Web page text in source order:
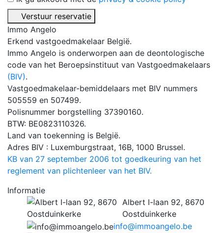
Verstuur reservatie
Immo Angelo
Erkend vastgoedmakelaar België.
Immo Angelo is onderworpen aan de deontologische
code van het Beroepsinstituut van Vastgoedmakelaars
(BIV).
Vastgoedmakelaar-bemiddelaars met BIV nummers
505559 en 507499.
Polisnummer borgstelling 37390160.
BTW: BE0823110326.
Land van toekenning is België.
Adres BIV : Luxemburgstraat, 16B, 1000 Brussel.
KB van 27 september 2006 tot goedkeuring van het
reglement van plichtenleer van het BIV.
Informatie
Albert I-laan 92, 8670
Oostduinkerke
info@immoangelo.be